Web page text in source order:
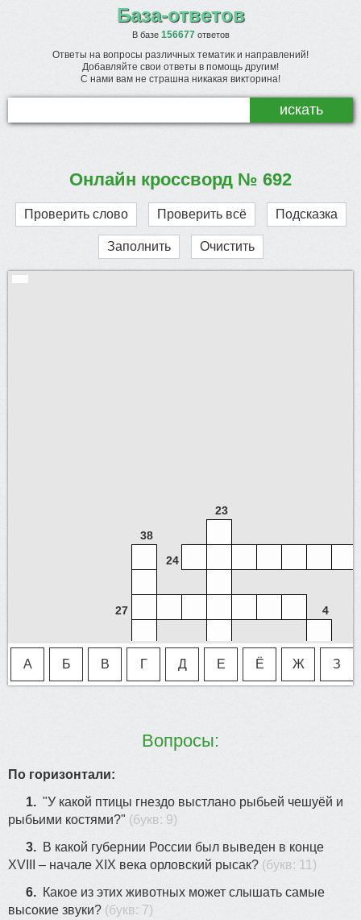
База-ответов
В базе 156677ответов
Ответы на вопросы различных тематик и направлений!
Добавляйте свои ответы в помощь другим!
С нами вам не страшна никакая викторина!
Онлайн кроссворд № 692
Проверить слово Проверить всё Подсказка
Заполнить Очистить
А Б В Г Д Е Ё Ж З
23
38
24
27 4
8
7
1
3
35
Вопросы:
По горизонтали:
1. "У какой птицы гнездо выстлано рыбьей чешуёй и
рыбьими костями?" (букв: 9)
3. В какой губернии России был выведен в конце
XVIII – начале XIX века орловский рысак? (букв: 11)
6. Какое из этих животных может слышать самые
высокие звуки? (букв: 7)